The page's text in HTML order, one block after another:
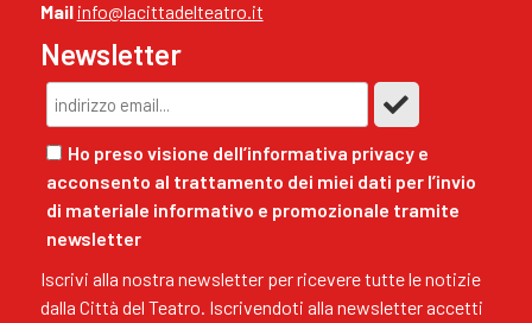
Mail info@lacittadelteatro.it
Newsletter
Ho preso visione dell’informativa privacy e
acconsento al trattamento dei miei dati per l’invio
di materiale informativo e promozionale tramite
newsletter
Iscrivi alla nostra newsletter per ricevere tutte le notizie
dalla Città del Teatro. Iscrivendoti alla newsletter accetti